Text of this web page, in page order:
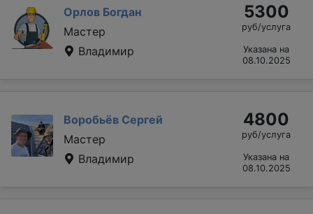
Орлов Богдан
Мастер
Владимир
5300
руб/услуга
Указана на
08.10.2025
Воробьёв Сергей
Мастер
Владимир
4800
руб/услуга
Указана на
08.10.2025